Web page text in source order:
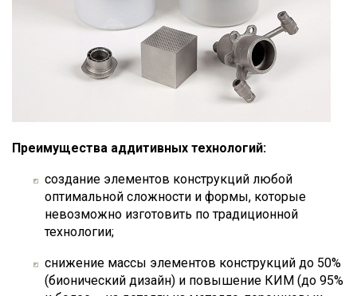
Преимущества аддитивных технологий:
создание элементов конструкций любой
оптимальной сложности и формы, которые
невозможно изготовить по традиционной
технологии;
снижение массы элементов конструкций до 50%
(бионический дизайн) и повышение КИМ (до 95%